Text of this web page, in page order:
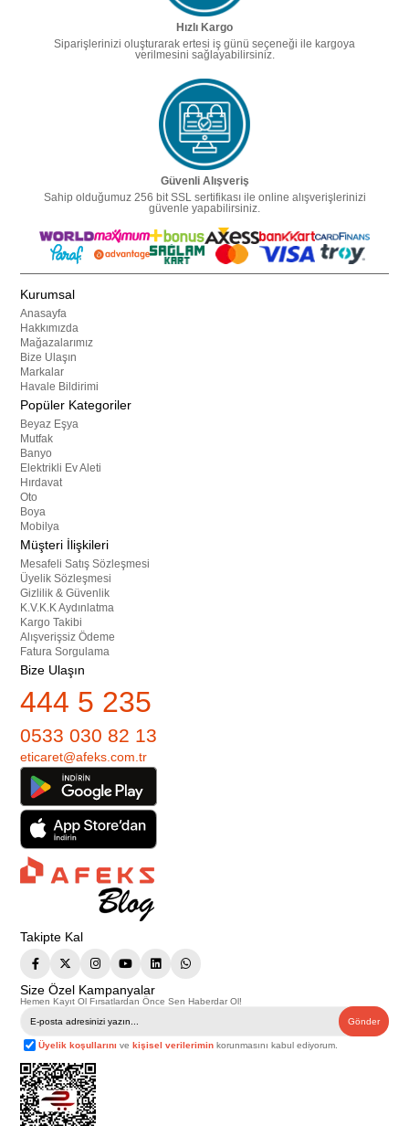
Hızlı Kargo
Siparişlerinizi oluşturarak ertesi iş günü seçeneği ile kargoya
verilmesini sağlayabilirsiniz.
Güvenli Alışveriş
Sahip olduğumuz 256 bit SSL sertifikası ile online alışverişlerinizi
güvenle yapabilirsiniz.
Kurumsal
Anasayfa
Hakkımızda
Mağazalarımız
Bize Ulaşın
Markalar
Havale Bildirimi
Popüler Kategoriler
Beyaz Eşya
Mutfak
Banyo
Elektrikli Ev Aleti
Hırdavat
Oto
Boya
Mobilya
Müşteri İlişkileri
Mesafeli Satış Sözleşmesi
Üyelik Sözleşmesi
Gizlilik & Güvenlik
K.V.K.K Aydınlatma
Kargo Takibi
Alışverişsiz Ödeme
Fatura Sorgulama
Bize Ulaşın
444 5 235
0533 030 82 13
eticaret@afeks.com.tr
Takipte Kal
Size Özel Kampanyalar
Hemen Kayıt Ol Fırsatlardan Önce Sen Haberdar Ol!
Gönder
Üyelik koşullarını vekişisel verilerimin korunmasını kabul ediyorum.